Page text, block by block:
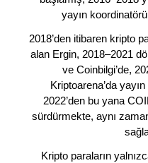
yayın
2018’den itibaren kripto
alan Ergin, 2018–2021
ve Coinbilgi’de,
Kriptoarena’da
2022’den bu yana
sürdürmekte, aynı
Kripto paraların